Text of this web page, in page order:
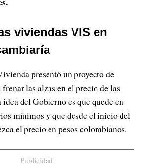
viviendas VIS en
presentó un proyecto de
las alzas en el precio de las
del Gobierno es que quede en
mínimos y que desde el inicio del
el precio en pesos colombianos.
Publicidad